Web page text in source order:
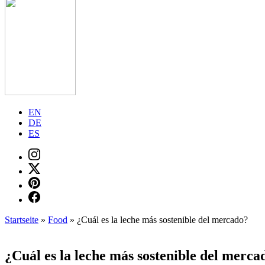
EN
DE
ES
Startseite » Food » ¿Cuál es la leche más sostenible del mercado?
¿Cuál es la leche más sostenible del